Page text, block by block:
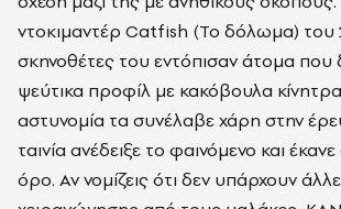
ντοκιμαντέρ Catfish (Το δόλωμα) του
σκηνοθέτες του εντόπισαν άτομα
ψεύτικα προφίλ με κακόβουλα
αστυνομία τα συνέλαβε χάρη στην
ταινία ανέδειξε το φαινόμενο και
όρο. Αν νομίζεις ότι δεν υπάρχουν